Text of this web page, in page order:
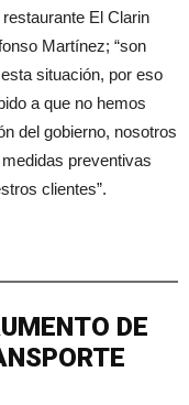
El Clarin
Martínez; “son
situación, por eso
a que no hemos
del gobierno, nosotros
preventivas
clientes”.
DE